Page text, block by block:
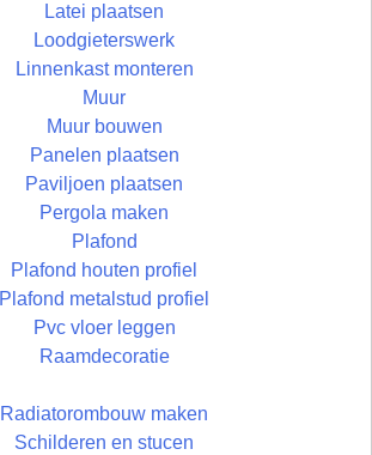
Latei plaatsen
Loodgieterswerk
Linnenkast monteren
Muur
Muur bouwen
Panelen plaatsen
Paviljoen plaatsen
Pergola maken
Plafond
Plafond houten profiel
Plafond metalstud profiel
Pvc vloer leggen
Raamdecoratie
Radiatorombouw maken
Schilderen en stucen